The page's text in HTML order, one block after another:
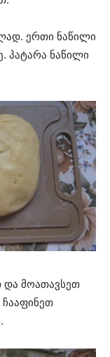
ერთი ნაწილი
პატარა ნაწილი
და მოათავსეთ